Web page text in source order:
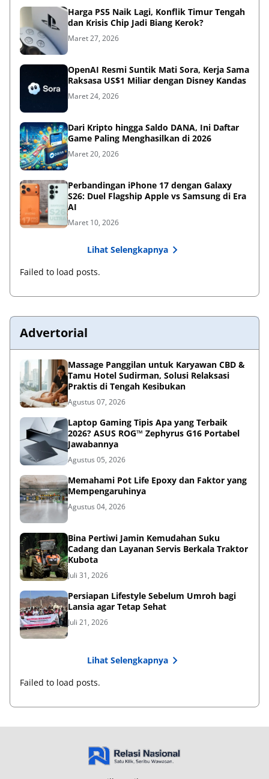
Harga PS5 Naik Lagi, Konflik Timur Tengah
dan Krisis Chip Jadi Biang Kerok?
Maret 27, 2026
OpenAI Resmi Suntik Mati Sora, Kerja Sama
Raksasa US$1 Miliar dengan Disney Kandas
Maret 24, 2026
Dari Kripto hingga Saldo DANA, Ini Daftar
Game Paling Menghasilkan di 2026
Maret 20, 2026
Perbandingan iPhone 17 dengan Galaxy
S26: Duel Flagship Apple vs Samsung di Era
AI
Maret 10, 2026
Lihat Selengkapnya
Failed to load posts.
Advertorial
Massage Panggilan untuk Karyawan CBD &
Tamu Hotel Sudirman, Solusi Relaksasi
Praktis di Tengah Kesibukan
Agustus 07, 2026
Laptop Gaming Tipis Apa yang Terbaik
2026? ASUS ROG™ Zephyrus G16 Portabel
Jawabannya
Agustus 05, 2026
Memahami Pot Life Epoxy dan Faktor yang
Mempengaruhinya
Agustus 04, 2026
Bina Pertiwi Jamin Kemudahan Suku
Cadang dan Layanan Servis Berkala Traktor
Kubota
Juli 31, 2026
Persiapan Lifestyle Sebelum Umroh bagi
Lansia agar Tetap Sehat
Juli 21, 2026
Lihat Selengkapnya
Failed to load posts.